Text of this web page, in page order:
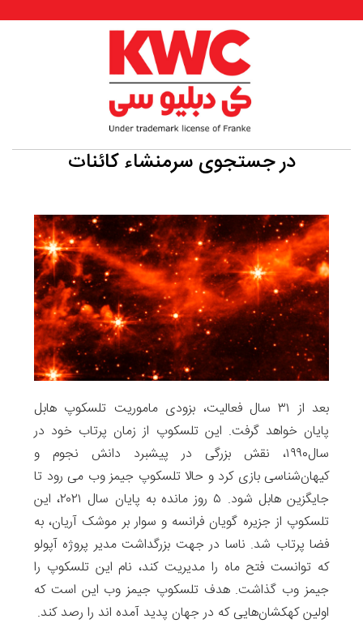
در جستجوی سرمنشاء کائنات
بعد از ۳۱ سال فعالیت، بزودی ماموریت تلسکوپ هابل
پایان خواهد گرفت. این تلسکوپ از زمان پرتاب خود در
سال۱۹۹۰، نقش بزرگی در پیشبرد دانش نجوم و
کیهان‌شناسی بازی کرد و حالا تلسکوپ جیمز وب می رود تا
جایگزین هابل شود. ۵ روز مانده به پایان سال ۲۰۲۱، این
تلسکوپ از جزیره گویان فرانسه و سوار بر موشک آریان، به
فضا پرتاب شد. ناسا در جهت بزرگداشت مدیر پروژه آپولو
که توانست فتح ماه را مدیریت کند، نام این تلسکوپ را
جیمز وب گذاشت. هدف تلسکوپ جیمز وب این است که
اولین کهکشان‌‌هایی که در جهان پدید آمده اند را رصد کند.